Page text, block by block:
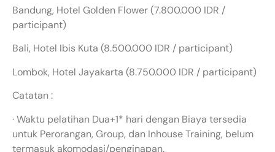
Bandung, Hotel Golden Flower (7.800.000 IDR /
participant)
Bali, Hotel Ibis Kuta (8.500.000 IDR / participant)
Lombok, Hotel Jayakarta (8.750.000 IDR / participant)
Catatan :
· Waktu pelatihan Dua+1* hari dengan Biaya tersedia
untuk Perorangan, Group, dan Inhouse Training, belum
termasuk akomodasi/penginapan.